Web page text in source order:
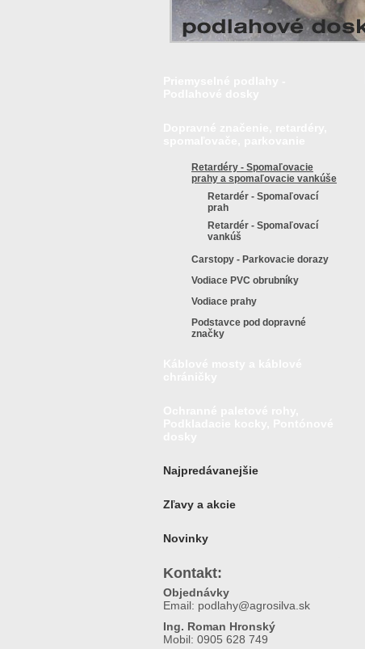
Retardéry - Spomaľovacie
prahy a spomaľovacie vankúše
Retardér - Spomaľovací
prah
Retardér - Spomaľovací
vankúš
Carstopy - Parkovacie dorazy
Vodiace PVC obrubníky
Vodiace prahy
Podstavce pod dopravné
značky
Najpredávanejšie
Zľavy a akcie
Novinky
Kontakt:
Objednávky
Email: podlahy@agrosilva.sk
Ing. Roman Hronský
Mobil: 0905 628 749